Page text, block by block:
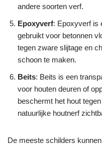
andere soorten verf.
Epoxyverf: Epoxyverf is
gebruikt voor betonnen
tegen zware slijtage en
schoon te maken.
Beits: Beits is een
voor houten deuren of
beschermt het hout
natuurlijke houtnerf
De meeste schilders